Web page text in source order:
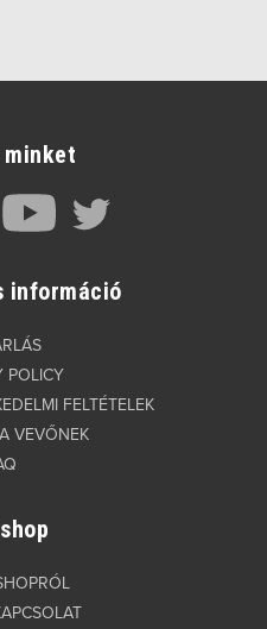
minket
információ
POLICY
FELTÉTELEK
VEVŐNEK